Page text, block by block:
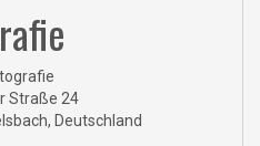
Straße 24
Deutschland